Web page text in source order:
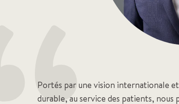
Portés par une vision internationale
durable, au service des patients,